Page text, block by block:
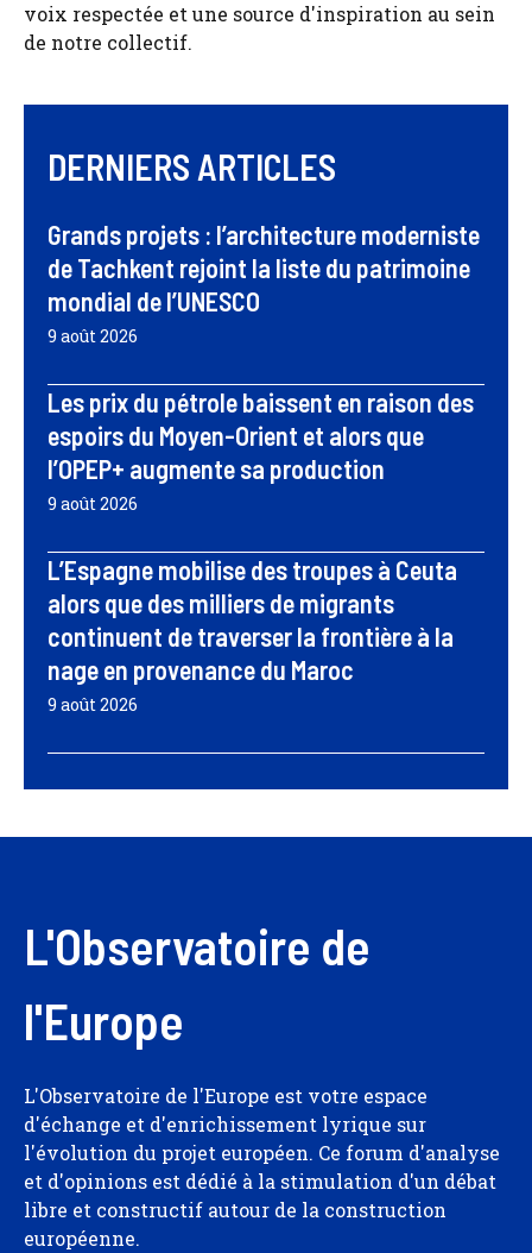
voix respectée et une source d'inspiration au sein
de notre collectif.
DERNIERS ARTICLES
Grands projets : l’architecture moderniste
de Tachkent rejoint la liste du patrimoine
mondial de l’UNESCO
9 août 2026
Les prix du pétrole baissent en raison des
espoirs du Moyen-Orient et alors que
l’OPEP+ augmente sa production
9 août 2026
L’Espagne mobilise des troupes à Ceuta
alors que des milliers de migrants
continuent de traverser la frontière à la
nage en provenance du Maroc
9 août 2026
L'Observatoire de
l'Europe
L'Observatoire de l'Europe est votre espace
d'échange et d'enrichissement lyrique sur
l'évolution du projet européen. Ce forum d'analyse
et d'opinions est dédié à la stimulation d'un débat
libre et constructif autour de la construction
européenne.